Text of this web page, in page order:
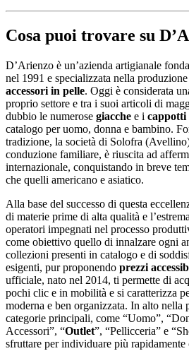
Cosa puoi trovare su
D’Arienzo è un’azienda artigianale
nel 1991 e specializzata nella
accessori in pelle. Oggi è considerata
proprio settore e tra i suoi articoli di
dubbio le numerose giacche e i cappotti
catalogo per uomo, donna e bambino.
tradizione, la società di Solofra
conduzione familiare, è riuscita ad
internazionale, conquistando in breve
che quelli americano e asiatico.
Alla base del successo di questa
di materie prime di alta qualità e
operatori impegnati nel processo
come obiettivo quello di innalzare ogni
collezioni presenti in catalogo e di
esigenti, pur proponendo prezzi
ufficiale, nato nel 2014, ti permette di
pochi clic e in mobilità e si caratterizza
moderna e ben organizzata. In alto nella
categorie principali, come “Uomo”,
Accessori”, “Outlet”, “Pellicceria” e
sfruttare per individuare più rapidamente